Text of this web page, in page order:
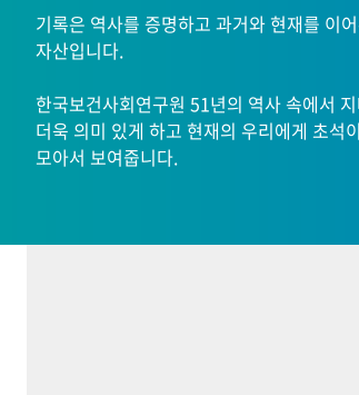
기록은 역사를 증명하고 과거와 현재를 이
자산입니다.
한국보건사회연구원 51년의 역사 속에서
더욱 의미 있게 하고 현재의 우리에게 초석
모아서 보여줍니다.